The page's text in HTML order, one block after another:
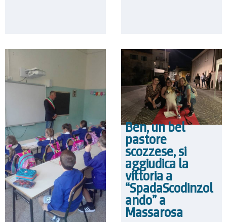
Ben, un bel
pastore
scozzese, si
aggiudica la
vittoria a
“SpadaScodinzol
ando” a
Massarosa